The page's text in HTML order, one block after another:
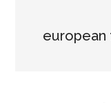
european